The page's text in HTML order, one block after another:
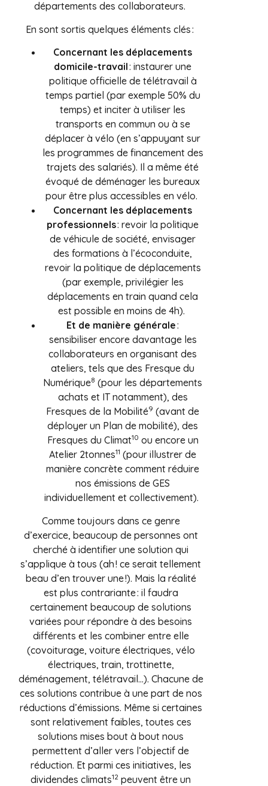
départements des collaborateurs.
En sont sortis quelques éléments clés :
Concernant les déplacements
domicile-travail: instaurer une
politique officielle de télétravail à
temps partiel (par exemple 50% du
temps) et inciter à utiliser les
transports en commun ou à se
déplacer à vélo (en s’appuyant sur
les programmes de financement des
trajets des salariés). Il a même été
évoqué de déménager les bureaux
pour être plus accessibles en vélo.
Concernant les déplacements
professionnels: revoir la politique
de véhicule de société, envisager
des formations à l’écoconduite,
revoir la politique de déplacements
(par exemple, privilégier les
déplacements en train quand cela
est possible en moins de 4h).
Et de manière générale:
sensibiliser encore davantage les
collaborateurs en organisant des
ateliers, tels que des Fresque du
Numérique8 (pour les départements
achats et IT notamment), des
Fresques de la Mobilité9 (avant de
déployer un Plan de mobilité), des
Fresques du Climat10 ou encore un
Atelier 2tonnes11 (pour illustrer de
manière concrète comment réduire
nos émissions de GES
individuellement et collectivement).
Comme toujours dans ce genre
d’exercice, beaucoup de personnes ont
cherché à identifier une solution qui
s’applique à tous (ah ! ce serait tellement
beau d’en trouver une !). Mais la réalité
est plus contrariante : il faudra
certainement beaucoup de solutions
variées pour répondre à des besoins
différents et les combiner entre elle
(covoiturage, voiture électriques, vélo
électriques, train, trottinette,
déménagement, télétravail…). Chacune de
ces solutions contribue à une part de nos
réductions d’émissions. Même si certaines
sont relativement faibles, toutes ces
solutions mises bout à bout nous
permettent d’aller vers l’objectif de
réduction. Et parmi ces initiatives, les
dividendes climats12 peuvent être un